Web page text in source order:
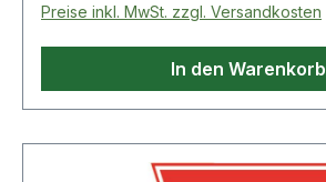
Preise inkl. MwSt. zzgl. Versandkosten
In den Warenkorb